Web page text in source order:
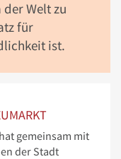
der Welt zu
für
ist.
gemeinsam mit
der Stadt